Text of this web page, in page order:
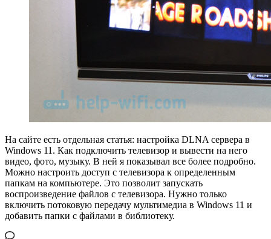
На сайте есть отдельная статья: настройка DLNA сервера в
Windows 11. Как подключить телевизор и вывести на него
видео, фото, музыку. В ней я показывал все более подробно.
Можно настроить доступ с телевизора к определенным
папкам на компьютере. Это позволит запускать
воспроизведение файлов с телевизора. Нужно только
включить потоковую передачу мультимедиа в Windows 11 и
добавить папки с файлами в библиотеку.